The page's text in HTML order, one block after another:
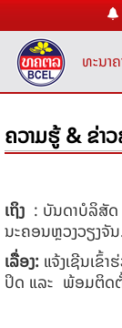
ທະນາ
ຄວາມຮູ້ & ຂ່າ
ເຖິງ : ບັນດາບໍລິສັດ
ນະຄອນຫຼວງວຽງຈັ
ເລື່ອງ: ແຈ້ງເຊີນເຂົ້
ປິດ ແລະ ພ້ອມຕິດ